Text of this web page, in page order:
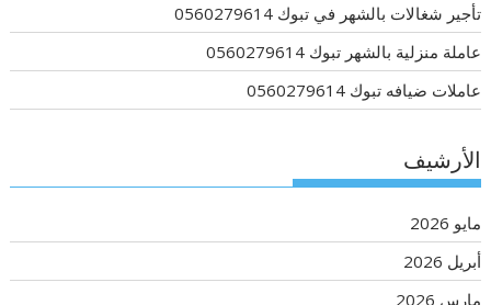
تأجير شغالات بالشهر في تبوك 0560279614
عاملة منزلية بالشهر تبوك 0560279614
عاملات ضيافه تبوك 0560279614
الأرشيف
مايو 2026
أبريل 2026
مارس 2026